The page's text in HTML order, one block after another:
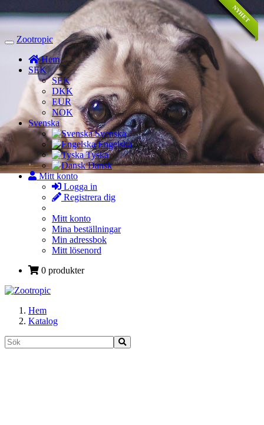
Toggle
Navigation
Zootropic
Hem
SEK
SEK
DKK
EUR
NOK
Svenska
Svenska
Engelska
Tyska
Dansk
Mitt konto
Logga in
Registrera dig
Mitt konto
Mina beställningar
Min adressbok
Mitt lösenord
0 produkter
Hem
Katalog
REA
REA
REA
REA
NYHET
NYHET
NYHET
NYHET